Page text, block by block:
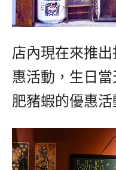
店內現在來推
惠活動，生日
肥豬蝦的優惠活